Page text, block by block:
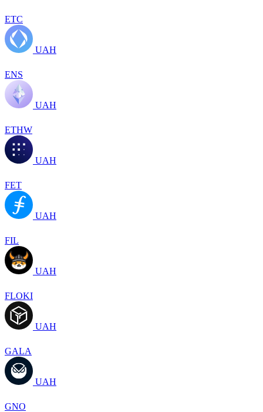
ETC
UAH
ENS
UAH
ETHW
UAH
FET
UAH
FIL
UAH
FLOKI
UAH
GALA
UAH
GNO